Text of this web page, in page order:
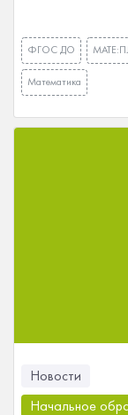
ФГОС ДО
Математика
Новости
Начальное